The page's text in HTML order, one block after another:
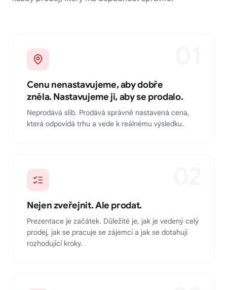
Cenu nenastavujeme, aby dobře
zněla. Nastavujeme ji, aby se prodalo.
Neprodává slib. Prodává správně nastavená cena,
která odpovídá trhu a vede k reálnému výsledku.
Nejen zveřejnit. Ale prodat.
Prezentace je začátek. Důležité je, jak je vedený celý
prodej, jak se pracuje se zájemci a jak se dotahují
rozhodující kroky.